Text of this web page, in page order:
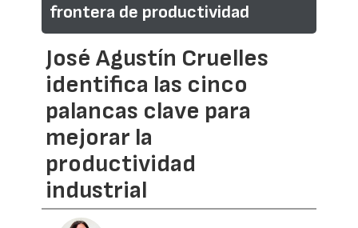
frontera de productividad
José Agustín Cruelles
identifica las cinco
palancas clave para
mejorar la
productividad
industrial